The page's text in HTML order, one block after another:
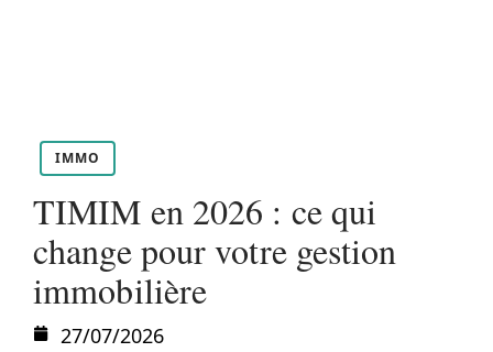
IMMO
TIMIM en 2026 : ce qui
change pour votre gestion
immobilière
27/07/2026